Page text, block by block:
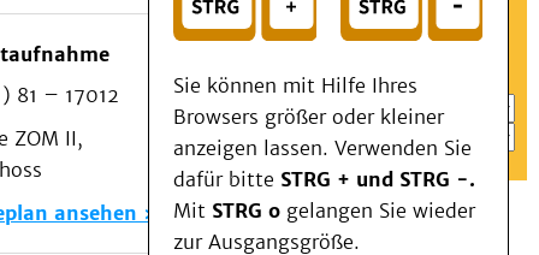
oder
Wählen Sie ein Thema für Ihren Schnelleinstieg
81 – 17012
ZOM II,
ansehen
Sie können mit Hilfe Ihres
Browsers größer oder kleiner
anzeigen lassen. Verwenden Sie
dafür bitte STRG + und STRG -.
Mit STRG o gelangen Sie wieder
zur Ausgangsgröße.
Patienten & Besucher
Kliniken/Institute/Zentren
Als Patient am UKD
Beratung und Unterstützung
Veranstaltungen
Kommunikation im Medizinwesen (KIM)
Notfall
Forschung & Lehre